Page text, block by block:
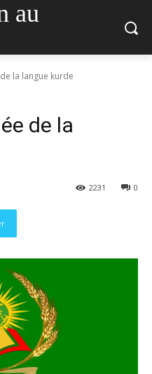
au
la langue kurde
de la
0
2231